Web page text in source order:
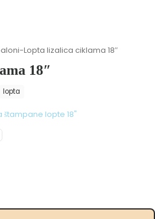
-Lopta lizalica ciklama 18″
18″
lopta
štampane lopte 18"